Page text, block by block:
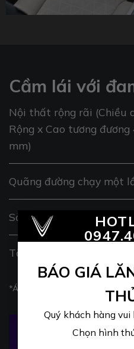
BÁO GIÁ
Quý khách hàng
Chọn hình
Cầm lái với
Nội thất rộng rãi (Chiều
Rộng x Cao tương
mm)
Quãng đường chạy một
Sở hữu 8 túi khí*
Tăng tốc 0 – 100 km/h
*Áp dụng cho bản VF 7 Plus